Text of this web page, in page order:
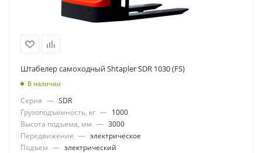
Штабелер самоходный Shtapler SDR 1030 (FS)
В наличии
Серия — SDR
Грузоподъемность, кг — 1000
Высота подъема, мм — 3000
Передвижение — электрическое
Подъем — электрический